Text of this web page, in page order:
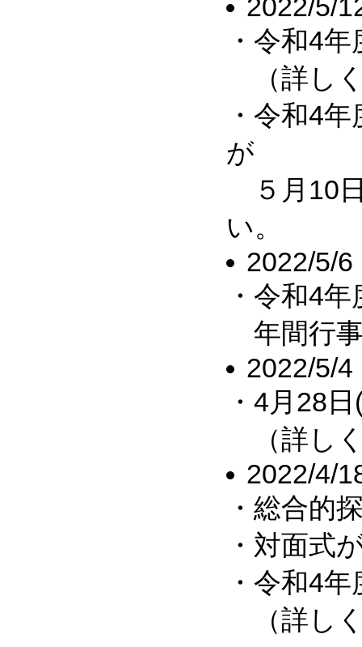
2022/5/
・令和4
（詳し
・令和4
が
５月10
い。
2022/5/6
・令和4
年間行
2022/5/4
・4月28
（詳し
2022/4/
・総合的
・対面式
・令和4
（詳し